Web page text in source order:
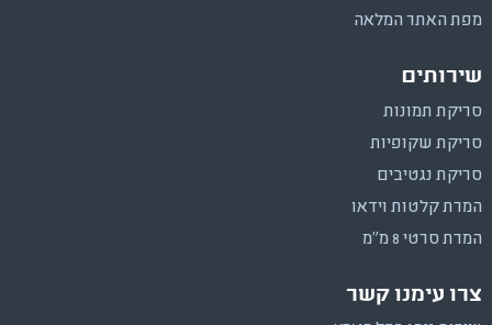
מפת האתר המלאה
שירותים
סריקת תמונות
סריקת שקופיות
סריקת נגטיבים
המרת קלטות וידאו
המרת סרטי 8 מ"מ
צרו עימנו קשר